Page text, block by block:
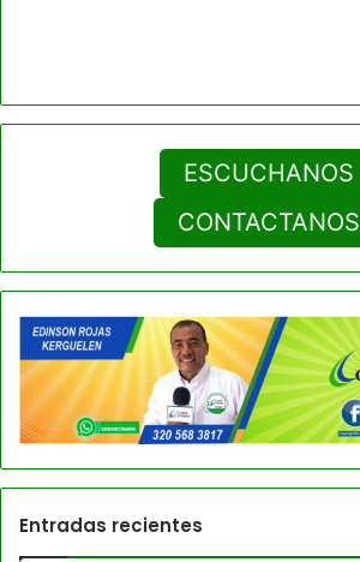
ESCUCHANOS
CONTACTANOS
Entradas recientes